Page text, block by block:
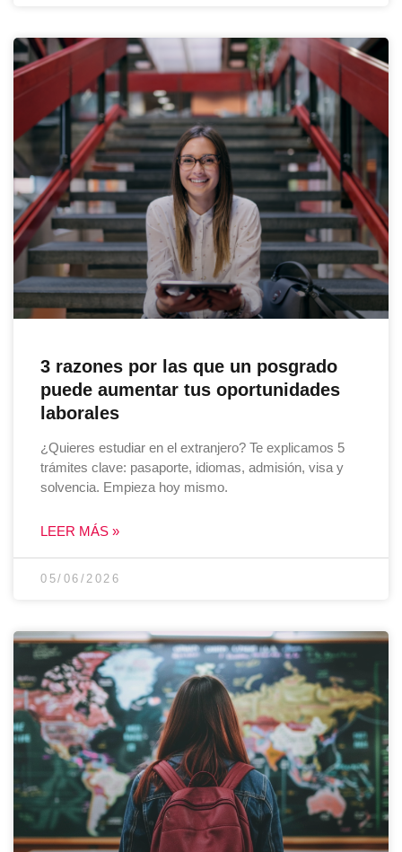
3 razones por las que un posgrado
puede aumentar tus oportunidades
laborales
¿Quieres estudiar en el extranjero? Te explicamos 5
trámites clave: pasaporte, idiomas, admisión, visa y
solvencia. Empieza hoy mismo.
LEER MÁS »
05/06/2026